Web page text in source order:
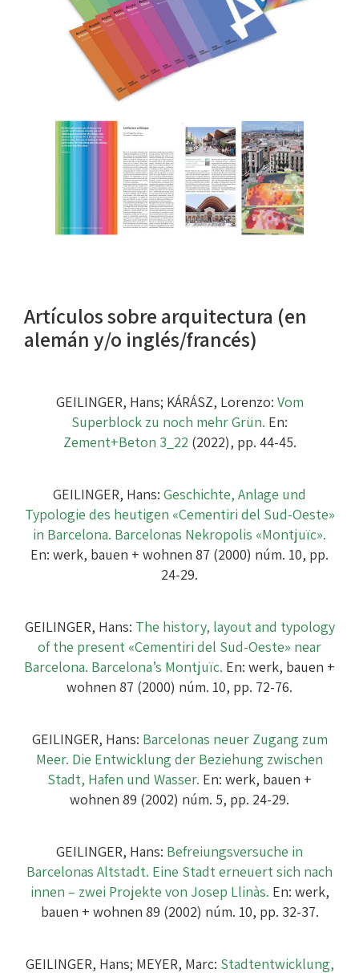
Artículos sobre arquitectura (en
alemán y/o inglés/francés)
GEILINGER, Hans; KÁRÁSZ, Lorenzo: Vom
Superblock zu noch mehr Grün. En:
Zement+Beton 3_22 (2022), pp. 44-45.
GEILINGER, Hans: Geschichte, Anlage und
Typologie des heutigen «Cementiri del Sud-Oeste»
in Barcelona. Barcelonas Nekropolis «Montjuïc».
En: werk, bauen + wohnen 87 (2000) núm. 10, pp.
24-29.
GEILINGER, Hans: The history, layout and typology
of the present «Cementiri del Sud-Oeste» near
Barcelona. Barcelona’s Montjuïc. En: werk, bauen +
wohnen 87 (2000) núm. 10, pp. 72-76.
GEILINGER, Hans: Barcelonas neuer Zugang zum
Meer. Die Entwicklung der Beziehung zwischen
Stadt, Hafen und Wasser. En: werk, bauen +
wohnen 89 (2002) núm. 5, pp. 24-29.
GEILINGER, Hans: Befreiungsversuche in
Barcelonas Altstadt. Eine Stadt erneuert sich nach
innen – zwei Projekte von Josep Llinàs. En: werk,
bauen + wohnen 89 (2002) núm. 10, pp. 32-37.
GEILINGER, Hans; MEYER, Marc: Stadtentwicklung,